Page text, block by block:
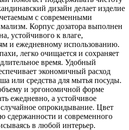
дизайн делает изделие
с современными
Корпус дозатора выполнен
устойчивого к влаге,
и ежедневному использованию.
легко очищается и сохраняет
время. Удобный
экономичный расход
или средства для мытья посуды.
и эргономичной форме
ежедневно, а устойчивое
опрокидывание. Цвет
сдержанности и современного
в любой интерьер.